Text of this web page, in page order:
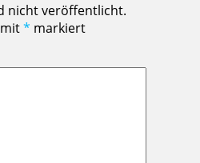
nicht veröffentlicht.
* markiert